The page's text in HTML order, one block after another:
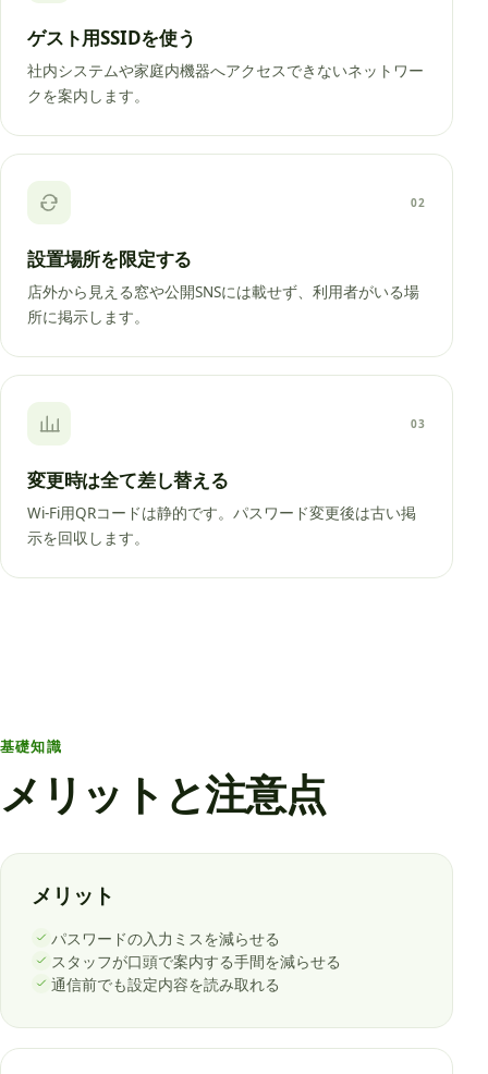
ゲスト用SSIDを使う
社内システムや家庭内機器へアクセスできないネットワー
クを案内します。
02
設置場所を限定する
店外から見える窓や公開SNSには載せず、利用者がいる場
所に掲示します。
03
変更時は全て差し替える
Wi-Fi用QRコードは静的です。パスワード変更後は古い掲
示を回収します。
基礎知識
メリットと注意点
メリット
パスワードの入力ミスを減らせる
スタッフが口頭で案内する手間を減らせる
通信前でも設定内容を読み取れる